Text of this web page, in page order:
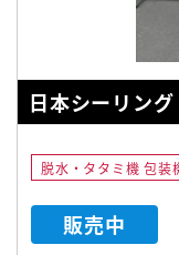
日本シーリン
脱水・タタミ機 包装
販売中